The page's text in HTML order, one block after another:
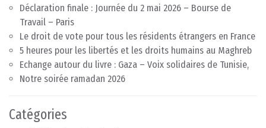
Déclaration finale : Journée du 2 mai 2026 – Bourse de
Travail – Paris
Le droit de vote pour tous les résidents étrangers en France
5 heures pour les libertés et les droits humains au Maghreb
Echange autour du livre : Gaza – Voix solidaires de Tunisie,
Notre soirée ramadan 2026
Catégories